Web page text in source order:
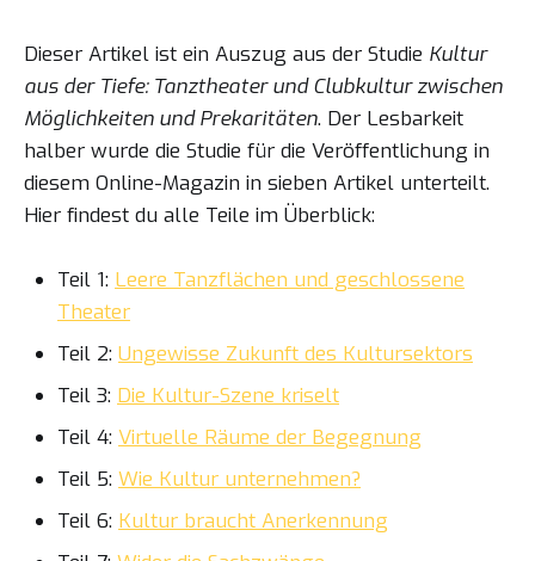
Dieser Artikel ist ein Auszug aus der Studie Kultur
aus der Tiefe: Tanztheater und Clubkultur zwischen
Möglichkeiten und Prekaritäten. Der Lesbarkeit
halber wurde die Studie für die Veröffentlichung in
diesem Online-Magazin in sieben Artikel unterteilt.
Hier findest du alle Teile im Überblick:
Teil 1: Leere Tanzflächen und geschlossene
Theater
Teil 2: Ungewisse Zukunft des Kultursektors
Teil 3: Die Kultur-Szene kriselt
Teil 4: Virtuelle Räume der Begegnung
Teil 5: Wie Kultur unternehmen?
Teil 6: Kultur braucht Anerkennung